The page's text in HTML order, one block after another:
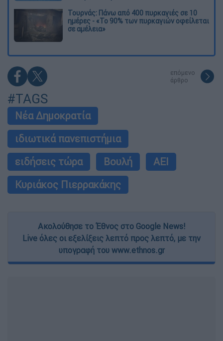
Τουρνάς: Πάνω από 400 πυρκαγιές σε 10
ημέρες - «Το 90% των πυρκαγιών οφείλεται
σε αμέλεια»
επόμενο
άρθρο
#TAGS
Νέα Δημοκρατία
ιδιωτικά πανεπιστήμια
ειδήσεις τώρα
Βουλή
ΑΕΙ
Κυριάκος Πιερρακάκης
Ακολούθησε το Έθνος στο Google News!
Live όλες οι εξελίξεις λεπτό προς λεπτό, με την
υπογραφή του www.ethnos.gr